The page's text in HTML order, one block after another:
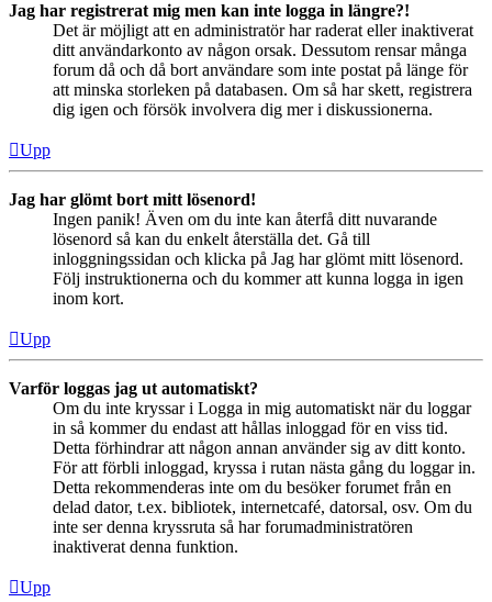
Jag har registrerat mig men kan inte logga in längre?!
Det är möjligt att en administratör har raderat eller inaktiverat
ditt användarkonto av någon orsak. Dessutom rensar många
forum då och då bort användare som inte postat på länge för
att minska storleken på databasen. Om så har skett, registrera
dig igen och försök involvera dig mer i diskussionerna.
Upp
Jag har glömt bort mitt lösenord!
Ingen panik! Även om du inte kan återfå ditt nuvarande
lösenord så kan du enkelt återställa det. Gå till
inloggningssidan och klicka på Jag har glömt mitt lösenord.
Följ instruktionerna och du kommer att kunna logga in igen
inom kort.
Upp
Varför loggas jag ut automatiskt?
Om du inte kryssar i Logga in mig automatiskt när du loggar
in så kommer du endast att hållas inloggad för en viss tid.
Detta förhindrar att någon annan använder sig av ditt konto.
För att förbli inloggad, kryssa i rutan nästa gång du loggar in.
Detta rekommenderas inte om du besöker forumet från en
delad dator, t.ex. bibliotek, internetcafé, datorsal, osv. Om du
inte ser denna kryssruta så har forumadministratören
inaktiverat denna funktion.
Upp